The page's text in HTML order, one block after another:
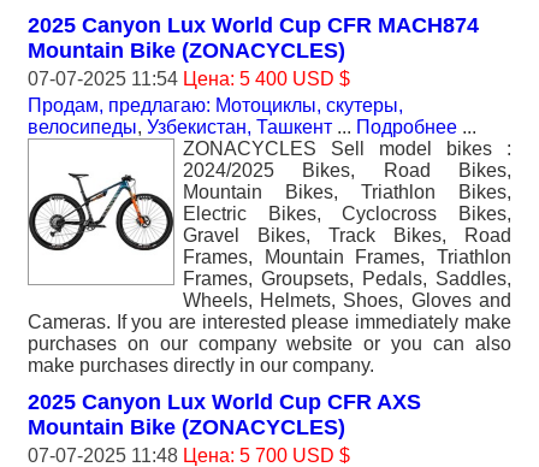
2025 Canyon Lux World Cup CFR MACH874
Mountain Bike (ZONACYCLES)
07-07-2025 11:54 Цена: 5 400 USD $
Продам, предлагаю: Мотоциклы, скутеры,
велосипеды, Узбекистан, Ташкент ... Подробнее ...
ZONACYCLES Sell model bikes :
2024/2025 Bikes, Road Bikes,
Mountain Bikes, Triathlon Bikes,
Electric Bikes, Cyclocross Bikes,
Gravel Bikes, Track Bikes, Road
Frames, Mountain Frames, Triathlon
Frames, Groupsets, Pedals, Saddles,
Wheels, Helmets, Shoes, Gloves and
Cameras. If you are interested please immediately make
purchases on our company website or you can also
make purchases directly in our company.
2025 Canyon Lux World Cup CFR AXS
Mountain Bike (ZONACYCLES)
07-07-2025 11:48 Цена: 5 700 USD $